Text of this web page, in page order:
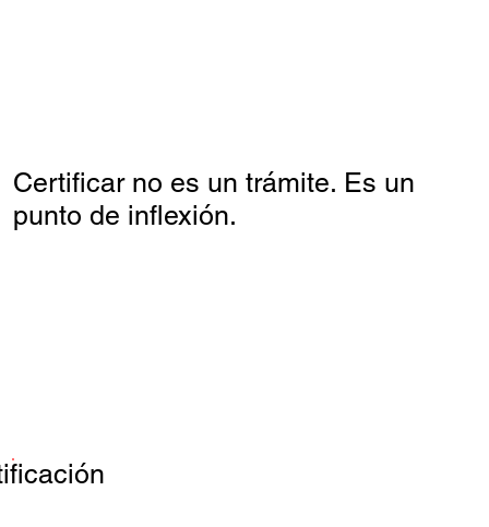
Certificar no es un trámite. Es un
punto de inflexión.